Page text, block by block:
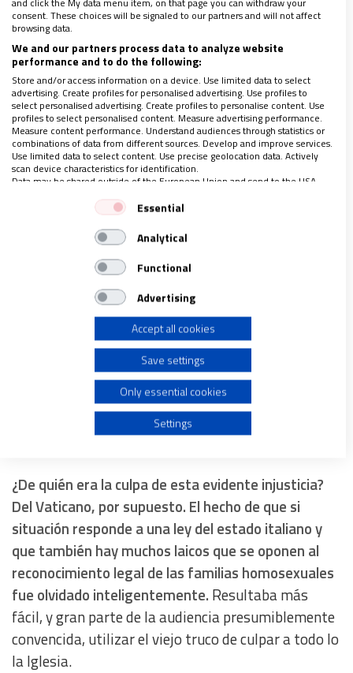
vida militar y los excesos de una novatada que
degenera en violencia, mientras se dirigen con
extrema gravedad hacia la institución eclesiástica
Por otra parte,el cliché de presentar a la Iglesia
Católica como fuente de todos los males forma
parte de la experiencia cotidiana y predispone a la
opinión pública para considerarlo como algo normal
Un reciente ejemplo italiano: en la televisión
pública, en horario de máxima audiencia, un
programa presentó el caso de una familia de dos
madres con cuatro hijos de tres a diez años. El
entrevistador se mostró predispuesto a acoger con
evidente agrado todos los aspectos positivos – la
pareja vivía inmersa en una felicidad perfecta y los
niños estaban felices y buenísimos- y evidenciaba el
dolor ante la negativa de que las mujeres no
pudieran ser consideradas madres de los cuatro
hijos, insistiendo en la idea de que todos los niños
eran hermanos.
¿De quién era la culpa de esta evidente injusticia?
Del Vaticano, por supuesto. El hecho de que si
situación responde a una ley del estado italiano y
que también hay muchos laicos que se oponen al
reconocimiento legal de las familias homosexuales
fue olvidado inteligentemente. Resultaba más
fácil, y gran parte de la audiencia presumiblemente
convencida, utilizar el viejo truco de culpar a todo lo
la Iglesia.
consent. These choices will be signaled to our partners and will not affect
browsing data.
We and our partners process data to analyze website
performance and to do the following:
Store and/or access information on a device. Use limited data to select
advertising. Create profiles for personalised advertising. Use profiles to
select personalised advertising. Create profiles to personalise content. Use
profiles to select personalised content. Measure advertising performance.
Measure content performance. Understand audiences through statistics or
combinations of data from different sources. Develop and improve services.
Use limited data to select content. Use precise geolocation data. Actively
scan device characteristics for identification.
Data may be shared outside of the European Union and send to the USA.
Your consent and the cookie policy applies solely to this website/app.
View Partner List (1 IAB Vendors)
We use your data for the following purposes:
IAB processing purposes:
Use limited data to select advertising
Create profiles for personalised advertising
Use profiles to select personalised advertising
Use profiles to select personalised content
Measure advertising performance
Measure content performance
Understand audiences through statistics or combinations
of data from different sources
Essential
Analytical
Functional
Advertising
Accept all cookies
Save settings
Only essential cookies
Settings